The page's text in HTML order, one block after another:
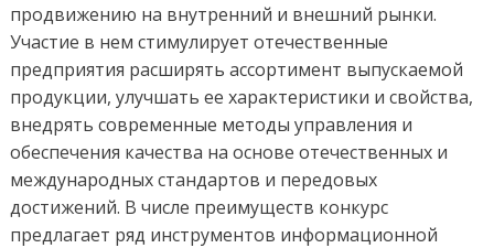
продвижению на внутренний и внешний рынки.
Участие в нем стимулирует отечественные
предприятия расширять ассортимент выпускаемой
продукции, улучшать ее характеристики и свойства,
внедрять современные методы управления и
обеспечения качества на основе отечественных и
международных стандартов и передовых
достижений. В числе преимуществ конкурс
предлагает ряд инструментов информационной